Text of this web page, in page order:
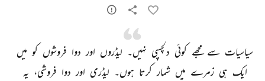
سیاسیات سے مجھے کوئی دلچسپی نہیں۔ لیڈروں اور دوا فروشوں کو میں
ایک ہی زمرے میں شمار کرتا ہوں۔ لیڈری اور دوا فروشی، یہ